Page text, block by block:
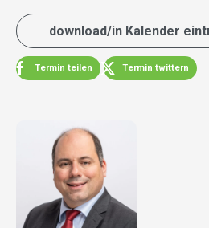
download/in Kalender
Termin teilen Termin twittern